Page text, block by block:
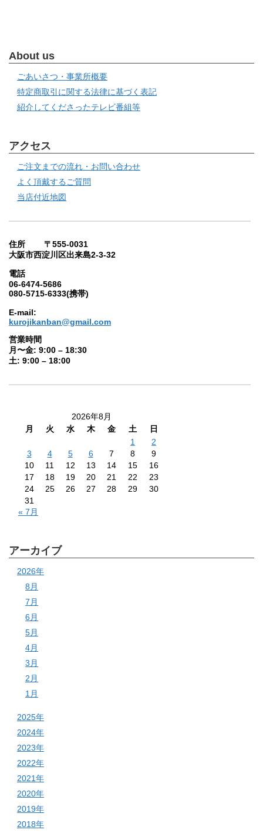
About us
ごあいさつ・事業所概要
特定商取引に関する法律に基づく表記
紹介してくださったテレビ番組等
アクセス
ご注文までの流れ・お問い合わせ
よく頂戴するご質問
当店付近地図
住所 〒555-0031
大阪市西淀川区出来島2-3-32
電話
06-6474-5686
080-5715-6333(携帯)
E-mail:
kurojikanban@gmail.com
営業時間
月〜金: 9:00 – 18:30
土: 9:00 – 18:00
2026年8月
月
火 水 木 金 土
日
1
2
3
4 5 6 7 8
9
10
11 12 13 14 15
16
17
18 19 20 21 22
23
24
25 26 27 28 29
30
31
« 7月
アーカイブ
2026年
8月
7月
6月
5月
4月
3月
2月
1月
2025年
2024年
2023年
2022年
2021年
2020年
2019年
2018年